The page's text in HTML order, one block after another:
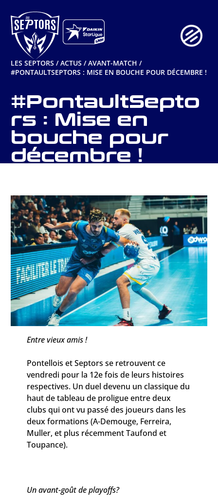
contenu
LES SEPTORS /ACTUS /AVANT-MATCH /
#PONTAULTSEPTORS : MISE EN BOUCHE POUR DÉCEMBRE !
#PontaultSepto
rs : Mise en
bouche pour
décembre !
Entre vieux amis !
Pontellois et Septors se retrouvent ce
vendredi pour la 12e fois de leurs histoires
respectives. Un duel devenu un classique du
haut de tableau de proligue entre deux
clubs qui ont vu passé des joueurs dans les
deux formations (A-Demouge, Ferreira,
Muller, et plus récemment Taufond et
Toupance).
Un avant-goût de playoffs?